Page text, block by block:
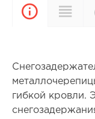
гибкой кровли.